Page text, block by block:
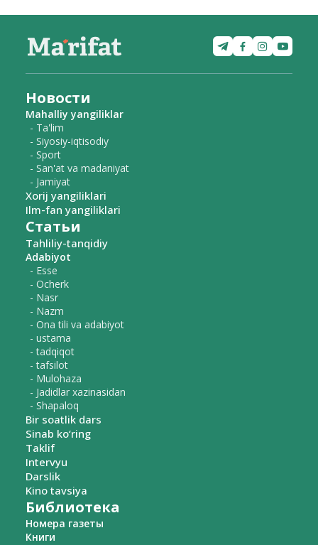
Новости
Mahalliy yangiliklar
- Ta'lim
- Siyosiy-iqtisodiy
- Sport
- San'at va madaniyat
- Jamiyat
Xorij yangiliklari
Ilm-fan yangiliklari
Статьи
Tahliliy-tanqidiy
Adabiyot
- Esse
- Ocherk
- Nasr
- Nazm
- Ona tili va adabiyot
- ustama
- tadqiqot
- tafsilot
- Mulohaza
- Jadidlar xazinasidan
- Shapaloq
Bir soatlik dars
Sinab ko‘ring
Taklif
Intervyu
Darslik
Kino tavsiya
Библиотека
Номера газеты
Книги